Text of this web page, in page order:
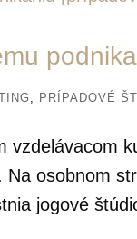
, PRÍPADOVÉ
vzdelávacom
Na osobnom
jogové